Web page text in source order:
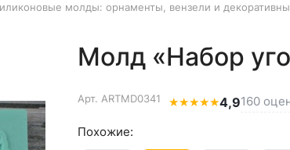
молды: орнаменты, вензели и
Молд «Набор
Арт. ARTMD0341 ★★★★★4,9160
Похожие: